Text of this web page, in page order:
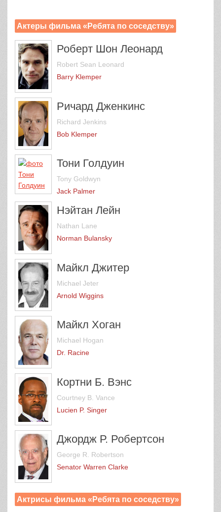
Актеры фильма «Ребята по соседству»
Роберт Шон Леонард
Robert Sean Leonard
Barry Klemper
Ричард Дженкинс
Richard Jenkins
Bob Klemper
Тони Голдуин
Tony Goldwyn
Jack Palmer
Нэйтан Лейн
Nathan Lane
Norman Bulansky
Майкл Джитер
Michael Jeter
Arnold Wiggins
Майкл Хоган
Michael Hogan
Dr. Racine
Кортни Б. Вэнс
Courtney B. Vance
Lucien P. Singer
Джордж Р. Робертсон
George R. Robertson
Senator Warren Clarke
Актрисы фильма «Ребята по соседству»